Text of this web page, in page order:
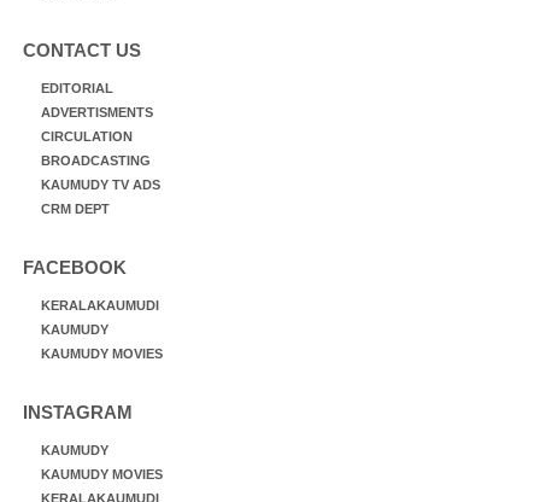
CONTACT US
EDITORIAL
ADVERTISMENTS
CIRCULATION
BROADCASTING
KAUMUDY TV ADS
CRM DEPT
FACEBOOK
KERALAKAUMUDI
KAUMUDY
KAUMUDY MOVIES
INSTAGRAM
KAUMUDY
KAUMUDY MOVIES
KERALAKAUMUDI